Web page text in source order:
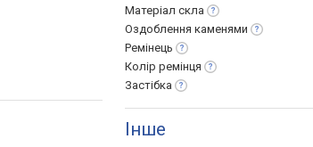
Матеріал скла
Оздоблення каменями
Ремінець
Колір ремінця
Застібка
Інше